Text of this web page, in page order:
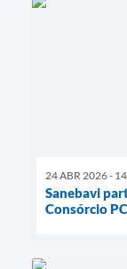
24 ABR 2026 -
Sanebavi
Consórcio